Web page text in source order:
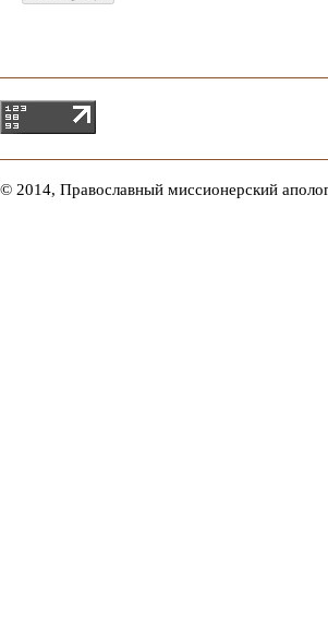
© 2014, Православный миссионерский